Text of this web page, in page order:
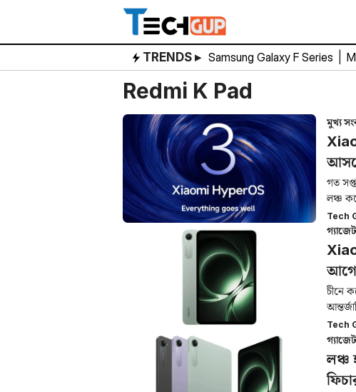
content
TRENDS ▸ Samsung Galaxy F Series
Redmi K Pad
মুখ্য
গত
লঞ্চ
Tech
গ্যাজেট
আগে
চীনে
Tech
গ্যাজেট
লঞ্চ